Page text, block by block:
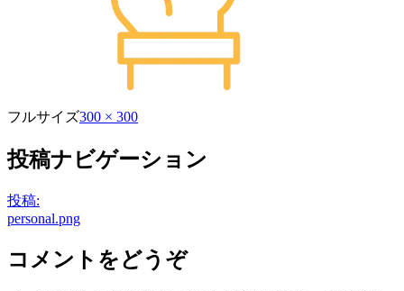
フルサイズ300 × 300
投稿ナビゲーション
投稿:
personal.png
コメントをどうぞ